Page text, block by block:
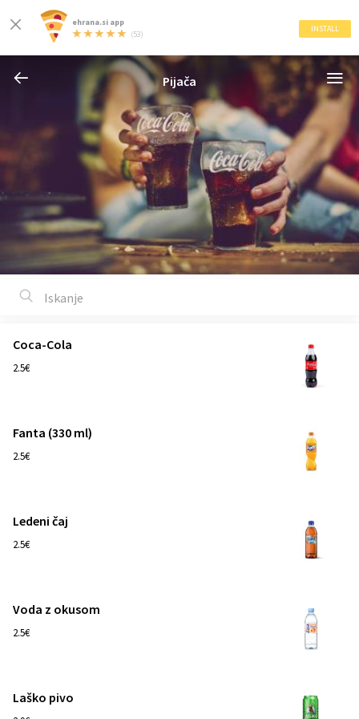
ehrana.si app
(53)
INSTALL
Pijača
Coca-Cola
2.5€
Fanta (330 ml)
2.5€
Ledeni čaj
2.5€
Voda z okusom
2.5€
Laško pivo